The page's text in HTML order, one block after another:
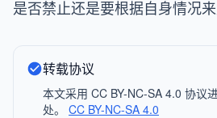
是否禁止还是要根据自身情况来
转载协议
本文采用 CC BY-NC-SA 4.0 协议
处。 CC BY-NC-SA 4.0